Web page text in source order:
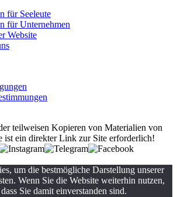
für Seeleute
für Unternehmen
Website
teilweisen Kopieren von Materialien von
ist ein direkter Link zur Site erforderlich!
um die bestmögliche Darstellung unserer
Wenn Sie die Website weiterhin nutzen,
Sie damit einverstanden sind.